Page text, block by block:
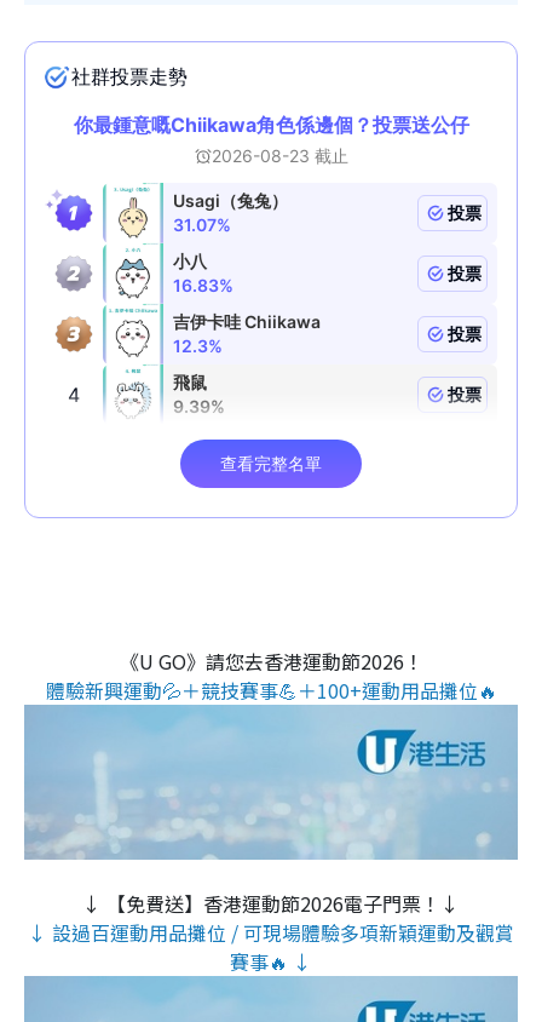
《U GO》請您去香港運動節2026！
體驗新興運動💦＋競技賽事💪＋100+運動用品攤位🔥
↓ 【免費送】香港運動節2026電子門票！↓
↓ 設過百運動用品攤位 / 可現場體驗多項新穎運動及觀賞
賽事🔥 ↓